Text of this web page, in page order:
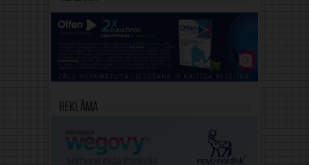
Reklāma